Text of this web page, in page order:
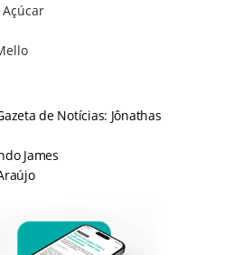
Açúcar
de Notícias: Jônathas
James